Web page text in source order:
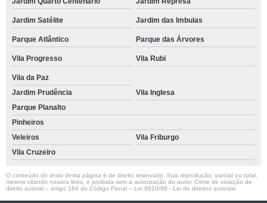
Jardim Satélite Jardim das Imbuias
Parque Atlântico Parque das Árvores
Vila Progresso Vila Rubi
Vila da Paz
Jardim Prudência
Vila Inglesa
Parque Planalto
Pinheiros
Veleiros
Vila Friburgo
Vila Cruzeiro
O conteúdo do texto desta página é de direito reservado. Sua reprodução, parcial ou total,
mesmo citando nossos links, é proibida sem a autorização do autor. Crime de violação de
direito autoral – artigo 184 do Código Penal – Lei 9610/98 - Lei de direitos autorais